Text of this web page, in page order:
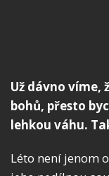
Už dávno víme,
bohů, přesto
lehkou váhu.
Léto není jenom